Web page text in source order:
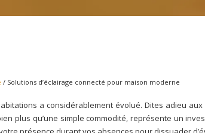
/ Solutions d’éclairage connecté pour maison moderne
a considérablement évolué. Dites adieu
plus qu’une simple commodité, représente un